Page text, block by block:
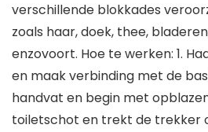
verschillende blokkades
zoals haar, doek, thee,
enzovoort. Hoe te werken: 1.
en maak verbinding met de
handvat en begin met
toiletschot en trekt de trekker